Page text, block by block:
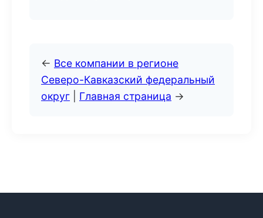
← Все компании в регионе
Северо-Кавказский федеральный
округ
Главная страница →